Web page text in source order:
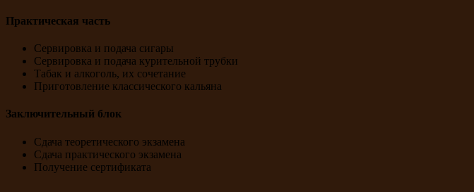
Практическая часть
Сервировка и подача сигары
Сервировка и подача курительной трубки
Табак и алкоголь, их сочетание
Приготовление классического кальяна
Заключительный блок
Сдача теоретического экзамена
Сдача практического экзамена
Получение сертификата